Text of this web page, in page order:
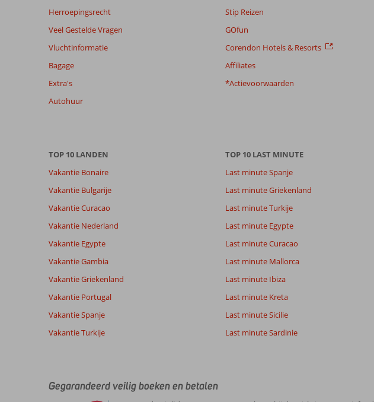
Herroepingsrecht
Veel Gestelde Vragen
Vluchtinformatie
Bagage
Extra's
Autohuur
Stip Reizen
GOfun
Corendon Hotels & Resorts
Affiliates
*Actievoorwaarden
TOP 10 LANDEN
Vakantie Bonaire
Vakantie Bulgarije
Vakantie Curacao
Vakantie Nederland
Vakantie Egypte
Vakantie Gambia
Vakantie Griekenland
Vakantie Portugal
Vakantie Spanje
Vakantie Turkije
TOP 10 LAST MINUTE
Last minute Spanje
Last minute Griekenland
Last minute Turkije
Last minute Egypte
Last minute Curacao
Last minute Mallorca
Last minute Ibiza
Last minute Kreta
Last minute Sicilie
Last minute Sardinie
Gegarandeerd veilig boeken en betalen